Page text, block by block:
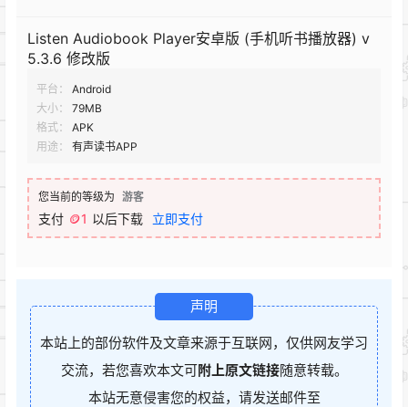
Listen Audiobook Player安卓版 (手机听书播放器) v
5.3.6 修改版
平台：
Android
大小：
79MB
格式：
APK
用途：
有声读书APP
您当前的等级为 游客
支付 🪙1 以后下载 立即支付
声明
本站上的部份软件及文章来源于互联网，仅供网友学习
交流，若您喜欢本文可附上原文链接随意转载。
本站无意侵害您的权益，请发送邮件至